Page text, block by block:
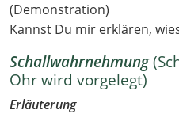
(Demonstration)
Kannst Du mir erklären,
Schallwahrnehmung
Ohr wird vorgelegt)
Erläuterung